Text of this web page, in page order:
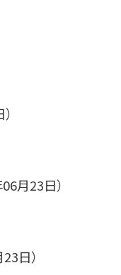
月23日）
日）